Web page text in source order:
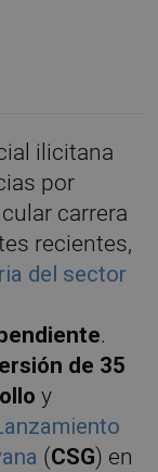
ilicitana
por
carrera
recientes,
del sector
.
de 35
y
(CSG) en